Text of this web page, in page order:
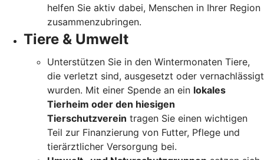
helfen Sie aktiv dabei, Menschen in Ihrer Region
zusammenzubringen.
Tiere & Umwelt
Unterstützen Sie in den Wintermonaten Tiere,
die verletzt sind, ausgesetzt oder vernachlässigt
wurden. Mit einer Spende an ein lokales
Tierheim oder den hiesigen
Tierschutzverein tragen Sie einen wichtigen
Teil zur Finanzierung von Futter, Pflege und
tierärztlicher Versorgung bei.